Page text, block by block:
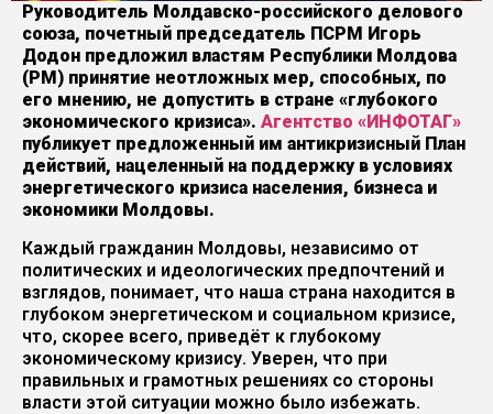
Руководитель Молдавско-российского делового
союза, почетный председатель ПСРМ Игорь
Додон предложил властям Республики Молдова
(РМ) принятие неотложных мер, способных, по
его мнению, не допустить в стране «глубокого
экономического кризиса». Агентство «ИНФОТАГ»
публикует предложенный им антикризисный План
действий, нацеленный на поддержку в условиях
энергетического кризиса населения, бизнеса и
экономики Молдовы.
Каждый гражданин Молдовы, независимо от
политических и идеологических предпочтений и
взглядов, понимает, что наша страна находится в
глубоком энергетическом и социальном кризисе,
что, скорее всего, приведёт к глубокому
экономическому кризису. Уверен, что при
правильных и грамотных решениях со стороны
власти этой ситуации можно было избежать.